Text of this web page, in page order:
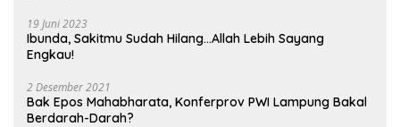
19 Juni 2023
Ibunda, Sakitmu Sudah Hilang…Allah Lebih Sayang
Engkau!
2 Desember 2021
Bak Epos Mahabharata, Konferprov PWI Lampung Bakal
Berdarah-Darah?